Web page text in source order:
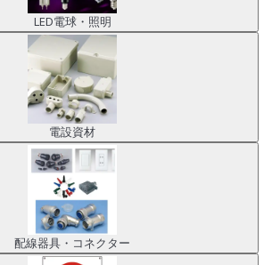
LED電球・照明
電設資材
配線器具・コネクター